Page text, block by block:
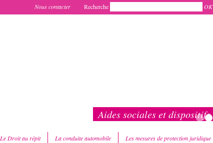
Nous contacter Recherche OK
Aides sociales et dispositifs
Le Droit au répit La conduite automobile Les mesures de protection juridique